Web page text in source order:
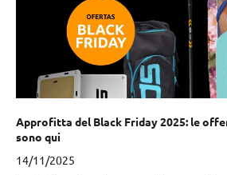
Approfitta del Black Friday 2025: le
sono qui
14/11/2025